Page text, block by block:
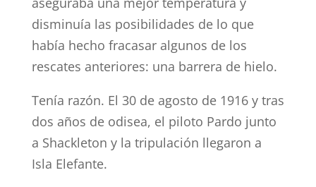
disminuía las posibilidades de lo que
había hecho fracasar algunos de los
rescates anteriores: una barrera de hielo.
Tenía razón. El 30 de agosto de 1916 y tras
dos años de odisea, el piloto Pardo junto
a Shackleton y la tripulación llegaron a
Isla Elefante.